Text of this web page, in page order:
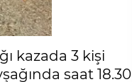
kazada 3 kişi
saat 18.30